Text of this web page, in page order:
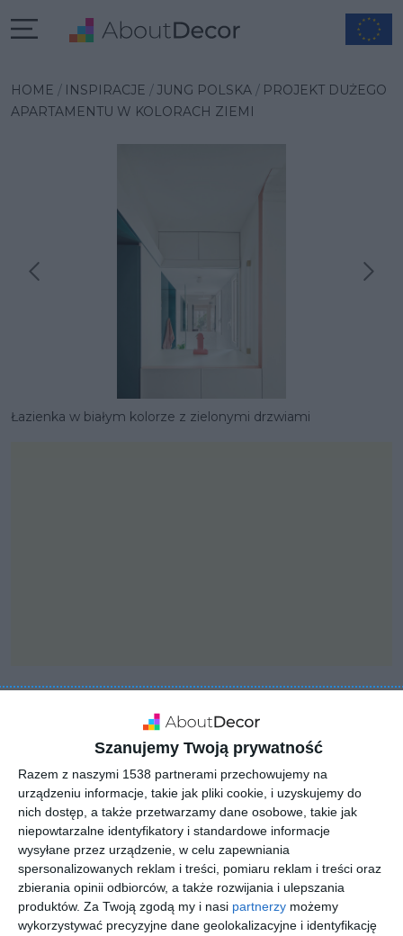
Szanujemy Twoją prywatność
Razem z naszymi 1538 partnerami przechowujemy na
urządzeniu informacje, takie jak pliki cookie, i uzyskujemy do
nich dostęp, a także przetwarzamy dane osobowe, takie jak
niepowtarzalne identyfikatory i standardowe informacje
wysyłane przez urządzenie, w celu zapewniania
spersonalizowanych reklam i treści, pomiaru reklam i treści oraz
zbierania opinii odbiorców, a także rozwijania i ulepszania
produktów. Za Twoją zgodą my i nasi partnerzy możemy
wykorzystywać precyzyjne dane geolokalizacyjne i identyfikację
HOME INSPIRACJE JUNG POLSKA
PROJEKT DUŻEGO
APARTAMENTU W KOLORACH ZIEMI
Poprzednia inspiracja
Następna inspiracja
Łazienka w białym kolorze z zielonymi drzwiami
Projekt dużego
apartamentu w kolorach
ziemi
Aranżacja projektu dużego apartamentu w kolorach ziemi.
POKAŻ WIĘCEJ
AUTOR: JUNG POLSKA